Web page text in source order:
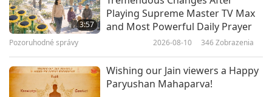
17
1:41
Přínosy Quan Yin Meditace (na
vnitřní Nebeské Světlo a Zvuk),
část 17. z mnoha
Krátké filmy 2024-10-29 5529 Zobrazenia
3:57
Playing Supreme Master TV Max
and Most Powerful Daily Prayer
Pozoruhodné správy 2026-08-10 346Zobrazenia
Wishing our Jain viewers a Happy
Paryushan Mahaparva!